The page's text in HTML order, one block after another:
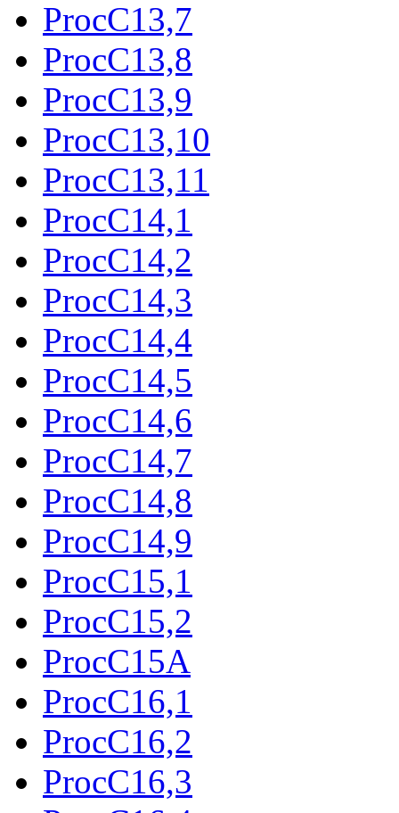
ProcC13,7
ProcC13,8
ProcC13,9
ProcC13,10
ProcC13,11
ProcC14,1
ProcC14,2
ProcC14,3
ProcC14,4
ProcC14,5
ProcC14,6
ProcC14,7
ProcC14,8
ProcC14,9
ProcC15,1
ProcC15,2
ProcC15A
ProcC16,1
ProcC16,2
ProcC16,3